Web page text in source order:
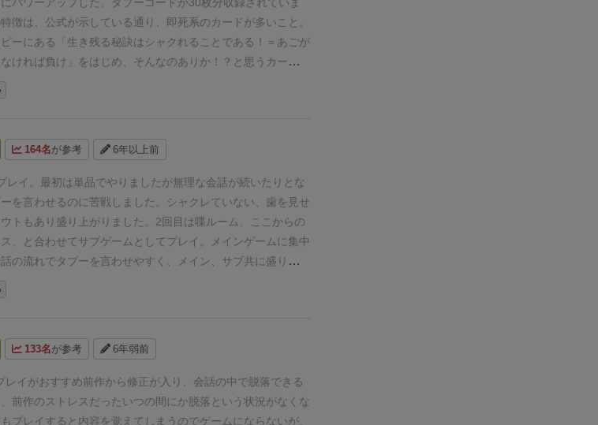
徴は、公式が示している通り、即死系のカードが多いこと。
ーにある「生き残る秘訣はシャクれることである！＝あごが
ければ負け」をはじめ、そんなのありか！？と思うカードが
。
ド面白いけど飽きた」というような人には特にお勧めです。
164名が参考 6年以上前
レイ。 最初は単品でやりましたが無理な会話が続いたりとな
を言わせるのに苦戦しました。
シャクレていない、歯を見せ
トもあり盛り上がりました。 2回目は喋ルーム、ここからの
、と合わせてサブゲームとしてプレイ。メインゲームに集中
の流れでタブーを言わせやすく、メイン、サブ共に盛り上が
初対面同士でも割と盛り上がれるゲームかなと思います。
ンのゲームであれば組み合わせるとかなり白熱すると思いま
133名が参考 6年弱前
レイがおすすめ前作から修正が入り、会話の中で脱落できる
前作のストレスだったいつの間にか脱落という状況がなくな
プレイすると内容を覚えてしまうのでゲームにならないが、